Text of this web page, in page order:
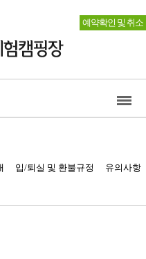
예약확인 및 취소
입/퇴실 및 환불규정
유의사항